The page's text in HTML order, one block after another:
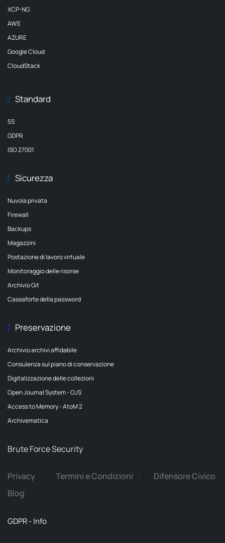
XCP-NG
AWS
AZURE
Google Cloud
CloudStack
Standard
5S
GDPR
ISO 27001
Sicurezza
Nuvola privata
Firewall
Backups
Magazzini
Postazione di lavoro virtuale
Monitoraggio delle risorse
Archivio Git
Cassaforte della password
Preservazione
Archivio archivi affidabile
Consulenza sul piano di conservazione
Digitalizzazione delle collezioni
Open Journal System - OJS
Access to Memory - AtoM 2
Archivematica
Brute Force Security
Privacy Termini e Condizioni
Difensore Civico
Blog
GDPR - Info